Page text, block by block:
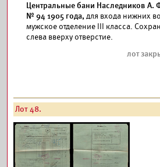
Центральные бани Наследников А.
№ 94 1905 года,для входа нижних
мужское отделение III класса.
слева вверху отверстие.
Лот 48.